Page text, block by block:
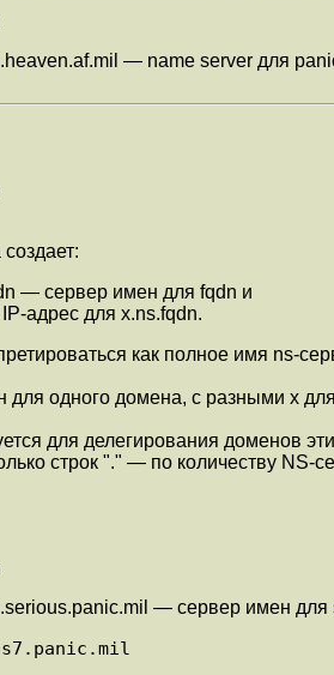
— name server для
— сервер имен для fqdn и
адрес для x.ns.fqdn.
как полное имя ns-
одного домена, с разными x
для делегирования доменов
строк "." — по количеству NS-
— сервер имен